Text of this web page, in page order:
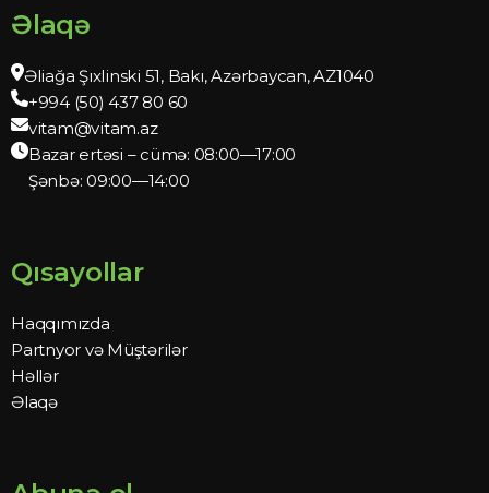
Əlaqə
Əliağa Şıxlinski 51, Bakı, Azərbaycan, AZ1040
+994 (50) 437 80 60
vitam@vitam.az
Bazar ertəsi – cümə: 08:00—17:00
Şənbə: 09:00—14:00
Qısayollar
Haqqımızda
Partnyor və Müştərilər
Həllər
Əlaqə